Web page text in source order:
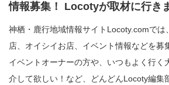
情報募集！ Locotyが取材に行き
神栖・鹿行地域情報サイトLocoty.comでは
店、オイシイお店、イベント情報などを募
イベントオーナーの方や、いつもよく行く
介して欲しい！など、どんどんLocoty編集